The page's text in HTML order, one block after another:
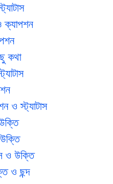
ক্যাপশন
কথা
ও স্ট্যাটাস
ও উক্তি
ও ছন্দ